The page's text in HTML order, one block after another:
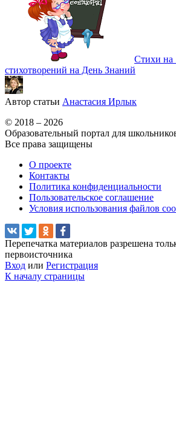
Стихи на
стихотворений на День Знаний
Автор статьи Анастасия Ирлык
© 2018 – 2026
Образовательный портал для
Все права защищены
О проекте
Контакты
Политика конфиденциальности
Пользовательское соглашение
Условия использования файлов
Перепечатка материалов разрешена
первоисточника
Вход или Регистрация
К началу страницы